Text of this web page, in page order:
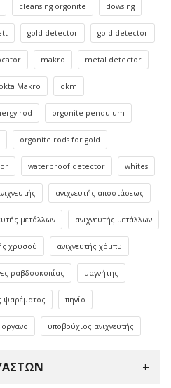
cleansing orgonite dowsing
gold detector gold detector
makro metal detector
Makro okm
rod orgonite pendulum
orgonite rods for gold
waterproof detector whites
ανιχνευτής αποστάσεως
μετάλλων ανιχνευτής μετάλλων
χρυσού ανιχνευτής χόμπυ
ραβδοσκοπίας μαγνήτης
ψαρέματος πηνίο
υποβρύχιος ανιχνευτής